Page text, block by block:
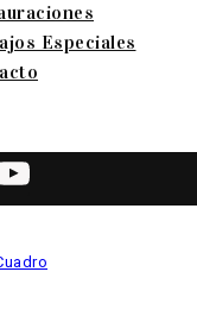
Especiales